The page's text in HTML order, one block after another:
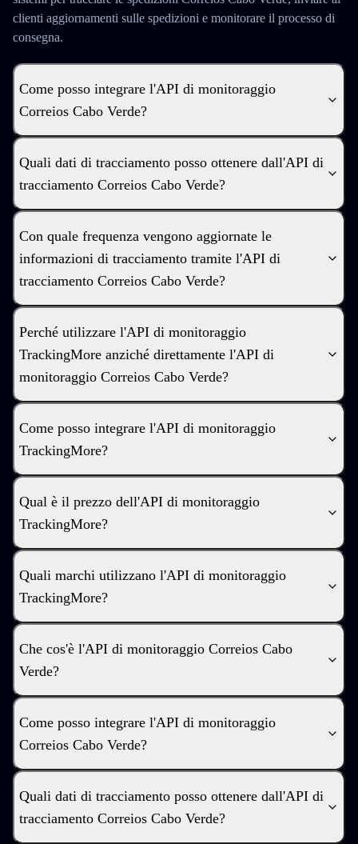
clienti aggiornamenti sulle spedizioni e monitorare il processo di
consegna.
Come posso integrare l'API di monitoraggio
Correios Cabo Verde?
Quali dati di tracciamento posso ottenere dall'API di
tracciamento Correios Cabo Verde?
Con quale frequenza vengono aggiornate le
informazioni di tracciamento tramite l'API di
tracciamento Correios Cabo Verde?
Perché utilizzare l'API di monitoraggio
TrackingMore anziché direttamente l'API di
monitoraggio Correios Cabo Verde?
Come posso integrare l'API di monitoraggio
TrackingMore?
Qual è il prezzo dell'API di monitoraggio
TrackingMore?
Quali marchi utilizzano l'API di monitoraggio
TrackingMore?
Che cos'è l'API di monitoraggio Correios Cabo
Verde?
Come posso integrare l'API di monitoraggio
Correios Cabo Verde?
Quali dati di tracciamento posso ottenere dall'API di
tracciamento Correios Cabo Verde?